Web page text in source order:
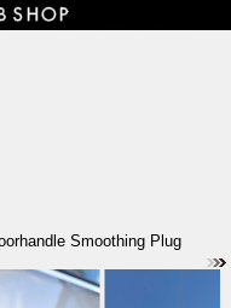
Smoothing Plug